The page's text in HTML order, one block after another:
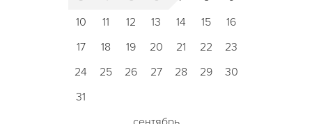
10
11 12 13 14 15
16
17
18 19 20 21 22
23
24
25 26 27 28 29
30
31